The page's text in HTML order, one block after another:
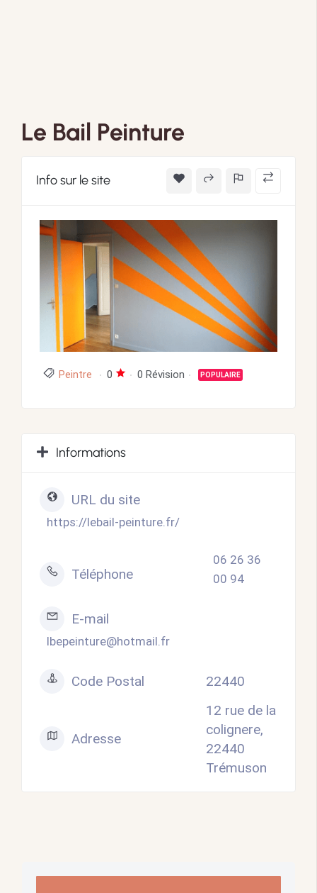
Le Bail Peinture
Info sur le site
Peintre 0 0 Révision POPULAIRE
Informations
URL du site
https://lebail-peinture.fr/
Téléphone
06 26 36
00 94
E-mail
lbepeinture@hotmail.fr
Code Postal 22440
Adresse
12 rue de la
colignere,
22440
Trémuson